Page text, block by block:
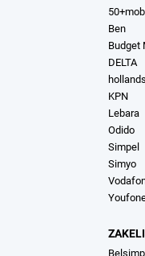
Ben
Budget
DELTA
KPN
Lebara
Odido
Simpel
Simyo